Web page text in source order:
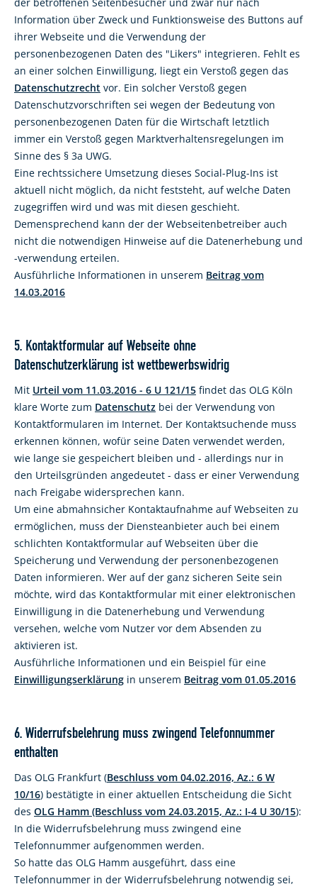
Information über Zweck und Funktionsweise des Buttons auf
ihrer Webseite und die Verwendung der
personenbezogenen Daten des "Likers" integrieren. Fehlt es
an einer solchen Einwilligung, liegt ein Verstoß gegen das
Datenschutzrecht vor. Ein solcher Verstoß gegen
Datenschutzvorschriften sei wegen der Bedeutung von
personenbezogenen Daten für die Wirtschaft letztlich
immer ein Verstoß gegen Marktverhaltensregelungen im
Sinne des § 3a UWG.
Eine rechtssichere Umsetzung dieses Social-Plug-Ins ist
aktuell nicht möglich, da nicht feststeht, auf welche Daten
zugegriffen wird und was mit diesen geschieht.
Demensprechend kann der der Webseitenbetreiber auch
nicht die notwendigen Hinweise auf die Datenerhebung und
-verwendung erteilen.
Ausführliche Informationen in unserem Beitrag vom
14.03.2016
5. Kontaktformular auf Webseite ohne
Datenschutzerklärung ist wettbewerbswidrig
Mit Urteil vom 11.03.2016 - 6 U 121/15 findet das OLG Köln
klare Worte zum Datenschutz bei der Verwendung von
Kontaktformularen im Internet. Der Kontaktsuchende muss
erkennen können, wofür seine Daten verwendet werden,
wie lange sie gespeichert bleiben und - allerdings nur in
den Urteilsgründen angedeutet - dass er einer Verwendung
nach Freigabe widersprechen kann.
Um eine abmahnsicher Kontaktaufnahme auf Webseiten zu
ermöglichen, muss der Diensteanbieter auch bei einem
schlichten Kontaktformular auf Webseiten über die
Speicherung und Verwendung der personenbezogenen
Daten informieren. Wer auf der ganz sicheren Seite sein
möchte, wird das Kontaktformular mit einer elektronischen
Einwilligung in die Datenerhebung und Verwendung
versehen, welche vom Nutzer vor dem Absenden zu
aktivieren ist.
Ausführliche Informationen und ein Beispiel für eine
Einwilligungserklärung in unserem Beitrag vom 01.05.2016
6. Widerrufsbelehrung muss zwingend Telefonnummer
enthalten
Das OLG Frankfurt (Beschluss vom 04.02.2016, Az.: 6 W
10/16) bestätigte in einer aktuellen Entscheidung die Sicht
des OLG Hamm (Beschluss vom 24.03.2015, Az.: I-4 U 30/15):
In die Widerrufsbelehrung muss zwingend eine
Telefonnummer aufgenommen werden.
So hatte das OLG Hamm ausgeführt, dass eine
Telefonnummer in der Widerrufsbelehrung notwendig sei,